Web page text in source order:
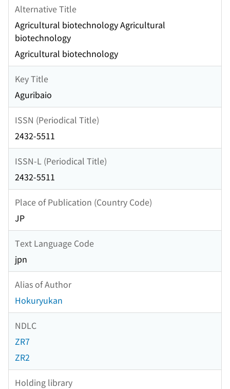
Alternative Title
Agricultural biotechnology Agricultural
biotechnology
Agricultural biotechnology
Key Title
Aguribaio
ISSN (Periodical Title)
2432-5511
ISSN-L (Periodical Title)
2432-5511
Place of Publication (Country Code)
JP
Text Language Code
jpn
Alias of Author
Hokuryukan
NDLC
ZR7
ZR2
Holding library